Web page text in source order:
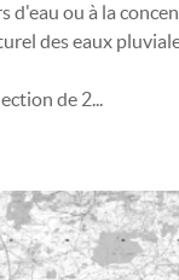
d'eau ou à la
des eaux
de 2...